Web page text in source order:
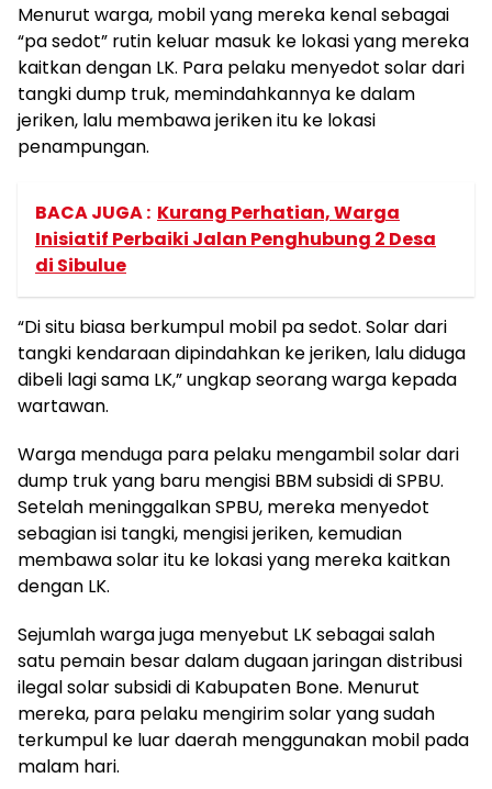
Menurut warga, mobil yang mereka kenal sebagai
“pa sedot” rutin keluar masuk ke lokasi yang mereka
kaitkan dengan LK. Para pelaku menyedot solar dari
tangki dump truk, memindahkannya ke dalam
jeriken, lalu membawa jeriken itu ke lokasi
penampungan.
BACA JUGA : Kurang Perhatian, Warga
Inisiatif Perbaiki Jalan Penghubung 2 Desa
di Sibulue
“Di situ biasa berkumpul mobil pa sedot. Solar dari
tangki kendaraan dipindahkan ke jeriken, lalu diduga
dibeli lagi sama LK,” ungkap seorang warga kepada
wartawan.
Warga menduga para pelaku mengambil solar dari
dump truk yang baru mengisi BBM subsidi di SPBU.
Setelah meninggalkan SPBU, mereka menyedot
sebagian isi tangki, mengisi jeriken, kemudian
membawa solar itu ke lokasi yang mereka kaitkan
dengan LK.
Sejumlah warga juga menyebut LK sebagai salah
satu pemain besar dalam dugaan jaringan distribusi
ilegal solar subsidi di Kabupaten Bone. Menurut
mereka, para pelaku mengirim solar yang sudah
terkumpul ke luar daerah menggunakan mobil pada
malam hari.